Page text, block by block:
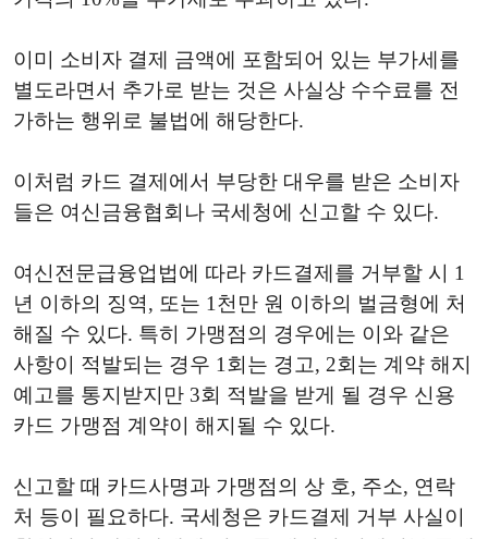
이미 소비자 결제 금액에 포함되어 있는 부가세를
별도라면서 추가로 받는 것은 사실상 수수료를 전
가하는 행위로 불법에 해당한다.
이처럼 카드 결제에서 부당한 대우를 받은 소비자
들은 여신금융협회나 국세청에 신고할 수 있다.
여신전문급융업법에 따라 카드결제를 거부할 시 1
년 이하의 징역, 또는 1천만 원 이하의 벌금형에 처
해질 수 있다. 특히 가맹점의 경우에는 이와 같은
사항이 적발되는 경우 1회는 경고, 2회는 계약 해지
예고를 통지받지만 3회 적발을 받게 될 경우 신용
카드 가맹점 계약이 해지될 수 있다.
신고할 때 카드사명과 가맹점의 상 호, 주소, 연락
처 등이 필요하다. 국세청은 카드결제 거부 사실이